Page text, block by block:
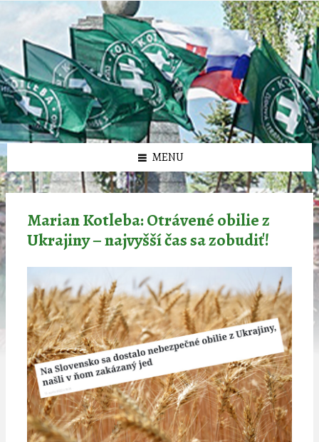
олимп казино
Preskočiť
Preskočiť
panel
Preskočiť
panel
Preskočiť
MENU
Marian Kotleba: Otrávené obilie z
Ukrajiny – najvyšší čas sa zobudiť!